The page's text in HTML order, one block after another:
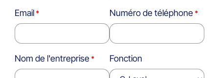
Email Numéro de téléphone
Nom de l'entreprise Fonction